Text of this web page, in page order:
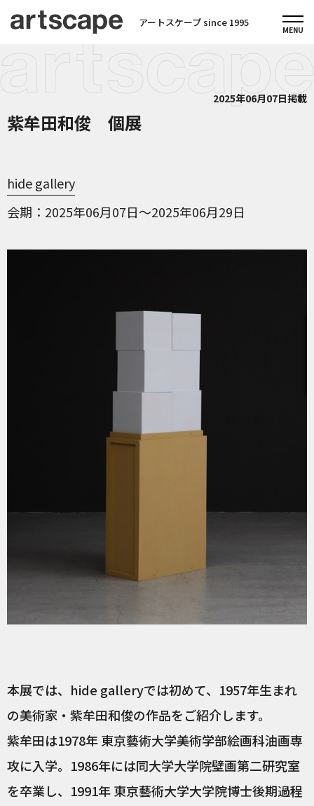
アートスケープ since 1995
2025年06月07日掲載
紫牟田和俊 個展
hide gallery
会期
2025年06月07日～2025年06月29日
本展では、hide galleryでは初めて、1957年生まれ
の美術家・紫牟田和俊の作品をご紹介します。
紫牟田は1978年 東京藝術大学美術学部絵画科油画専
攻に入学。1986年には同大学大学院壁画第二研究室
を卒業し、1991年 東京藝術大学大学院博士後期過程